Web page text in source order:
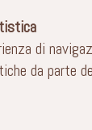
di
da parte